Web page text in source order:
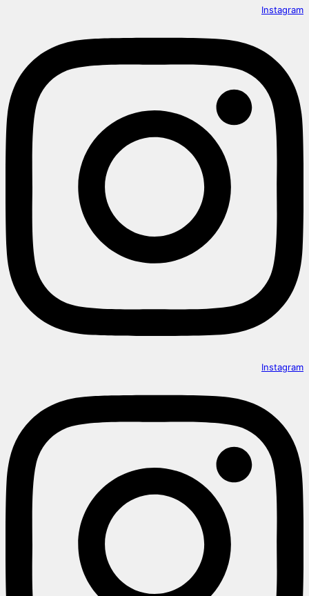
Instagram
Instagram